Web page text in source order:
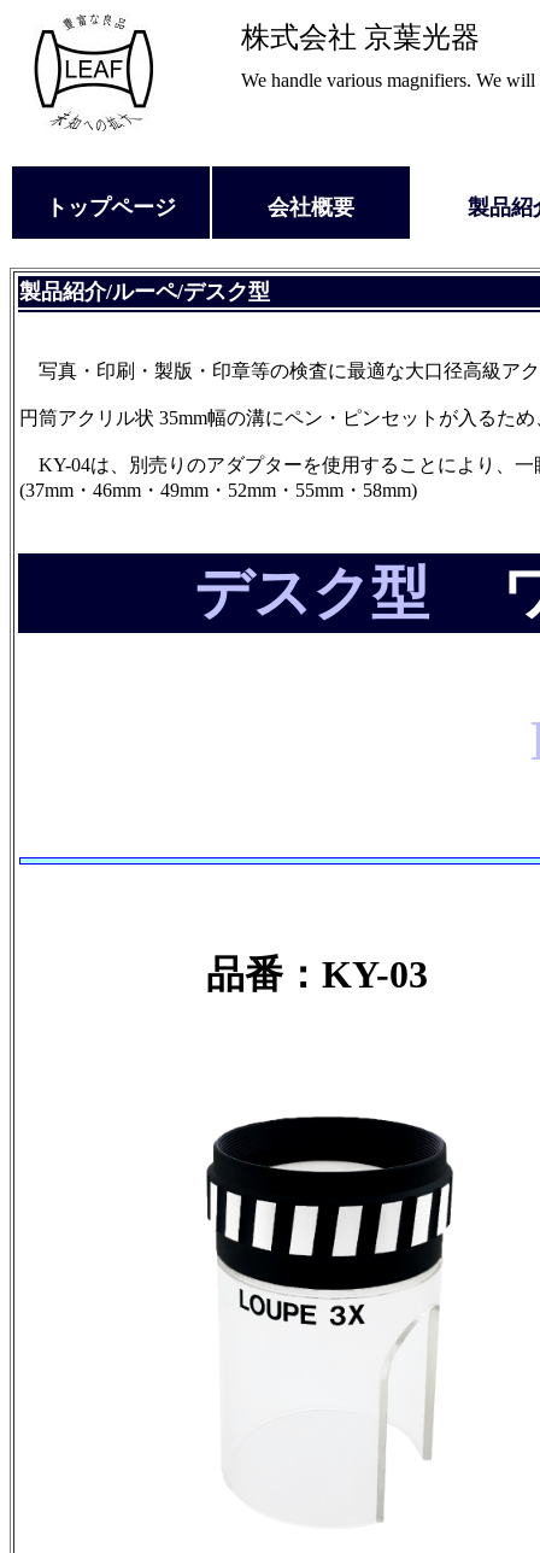
株式会社 京葉光器
We handle various magnifiers. We
トップページ 会社概要 製品紹
製品紹介/ルーペ/デスク型
写真・印刷・製版・印章等の検査に最適な大口径高級ア
円筒アクリル状 35mm幅の溝にペン・ピンセットが入るた
KY-04は、別売りのアダプターを使用することにより、
(37mm・46mm・49mm・52mm・55mm・58mm)
デスク型 ワ
品番：KY-03